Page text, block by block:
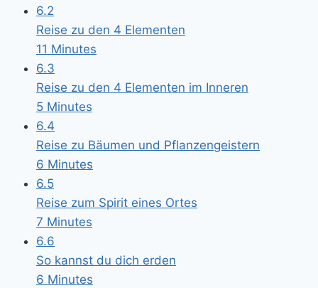
6.2
Reise zu den 4 Elementen
11 Minutes
6.3
Reise zu den 4 Elementen im Inneren
5 Minutes
6.4
Reise zu Bäumen und Pflanzengeistern
6 Minutes
6.5
Reise zum Spirit eines Ortes
7 Minutes
6.6
So kannst du dich erden
6 Minutes